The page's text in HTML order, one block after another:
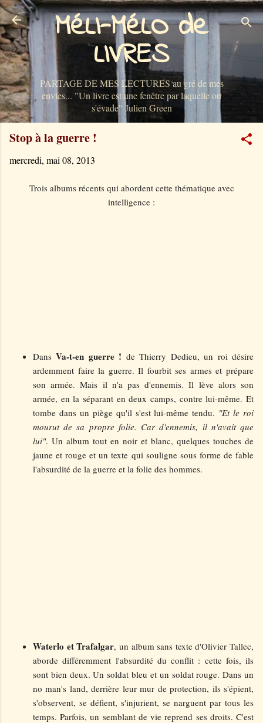
Accéder au contenu principal
MéLI-MéLO de
LIVRES
PARTAGE DE MES LECTURES au gré de mes
envies... "Un livre est une fenêtre par laquelle on
s'évade" Julien Green
Stop à la guerre !
mercredi, mai 08, 2013
Trois albums récents qui abordent cette thématique avec
intelligence :
DansVa-t-en guerre ! de Thierry Dedieu, un roi désire
ardemment faire la guerre. Il fourbit ses armes et prépare
son armée. Mais il n'a pas d'ennemis. Il lève alors son
armée, en la séparant en deux camps, contre lui-même. Et
tombe dans un piège qu'il s'est lui-même tendu. "Et le roi
mourut de sa propre folie. Car d'ennemis, il n'avait que
lui". Un album tout en noir et blanc, quelques touches de
jaune et rouge et un texte qui souligne sous forme de fable
l'absurdité de la guerre et la folie des hommes.
Waterlo et Trafalgar, un album sans texte d'Olivier Tallec,
aborde différemment l'absurdité du conflit : cette fois, ils
sont bien deux. Un soldat bleu et un soldat rouge. Dans un
no man's land, derrière leur mur de protection, ils s'épient,
s'observent, se défient, s'injurient, se narguent par tous les
temps. Parfois, un semblant de vie reprend ses droits. C'est